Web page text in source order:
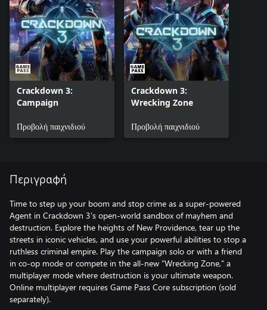
Crackdown 3:
Campaign
Προβολή παιχνιδιού
Crackdown 3:
Wrecking Zone
Προβολή παιχνιδιού
Περιγραφή
Time to step up your boom and stop crime as a super-powered
Agent in Crackdown 3's open-world sandbox of mayhem and
destruction. Explore the heights of New Providence, tear up the
streets in iconic vehicles, and use your powerful abilities to stop a
ruthless criminal empire. Play the campaign solo or with a friend
in co-op mode or compete in the all-new “Wrecking Zone,” a
multiplayer mode where destruction is your ultimate weapon.
Online multiplayer requires Game Pass Core subscription (sold
separately).